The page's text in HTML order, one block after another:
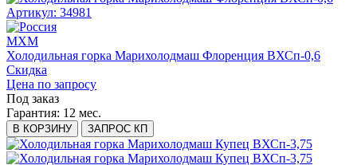
Артикул: 34981
МХМ
Холодильная горка Марихолодмаш Флоренция ВХСп-0,6
Скидка
Цена по запросу
Под заказ
Гарантия: 12 мес.
В КОРЗИНУ ЗАПРОС КП